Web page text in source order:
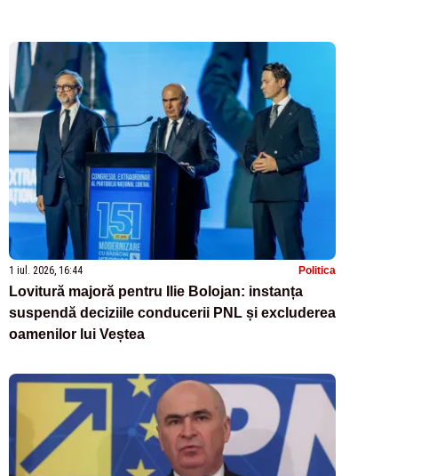
1 iul. 2026, 16:44 Politica
Lovitură majoră pentru Ilie Bolojan: instanța
suspendă deciziile conducerii PNL și excluderea
oamenilor lui Veștea